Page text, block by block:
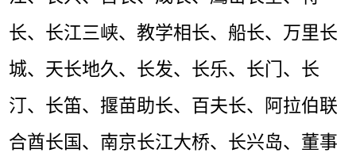
长、长江三峡、教学相长、船长、万里长
城、天长地久、长发、长乐、长门、长
汀、长笛、揠苗助长、百夫长、阿拉伯联
合酋长国、南京长江大桥、长兴岛、董事